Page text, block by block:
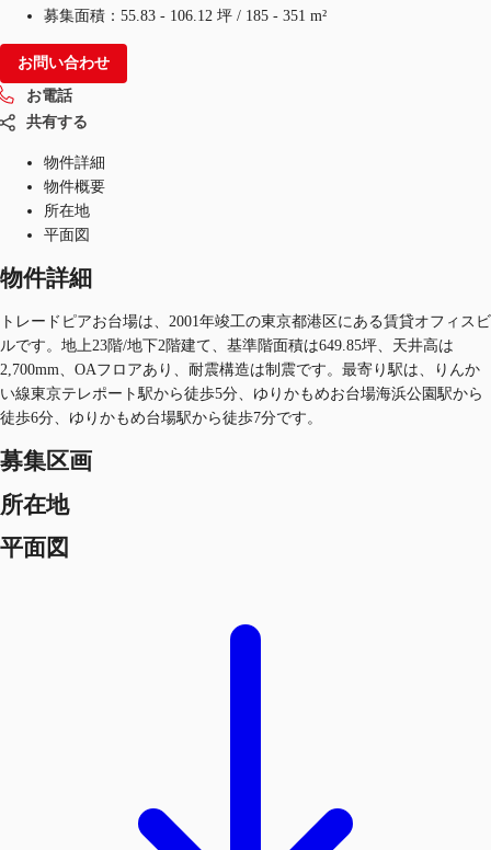
募集面積： 55.83 - 106.12 坪 / 185 - 351 m²
お問い合わせ
お電話
共有する
物件詳細
物件概要
所在地
平面図
物件詳細
トレードピアお台場は、2001年竣工の東京都港区にある賃貸オフィスビ
ルです。地上23階/地下2階建て、基準階面積は649.85坪、天井高は
2,700mm、OAフロアあり、耐震構造は制震です。最寄り駅は、りんか
い線東京テレポート駅から徒歩5分、ゆりかもめお台場海浜公園駅から
徒歩6分、ゆりかもめ台場駅から徒歩7分です。
募集区画
所在地
平面図